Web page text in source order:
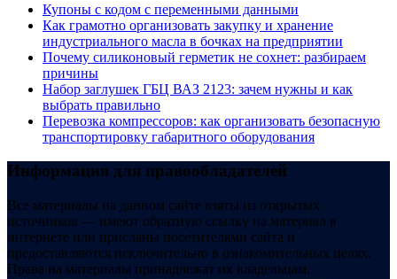
Купоны c кодом с переменными данными
Как грамотно организовать закупку и хранение
индустриального масла в бочках на предприятии
Почему силиконовый герметик не сохнет: разбираем
причины
Набор заглушек ГБЦ ВАЗ 2123: зачем нужны и как
выбрать правильно
Перевозка компрессоров: как организовать безопасную
транспортировку габаритного оборудования
Информация для правообладателей
Все материалы на данном сайте взяты из открытых
источников — имеют обратную ссылку на материал в
интернете или присланы посетителями сайта и
предоставляются исключительно в ознакомительных целях.
Права на материалы принадлежат их владельцам.